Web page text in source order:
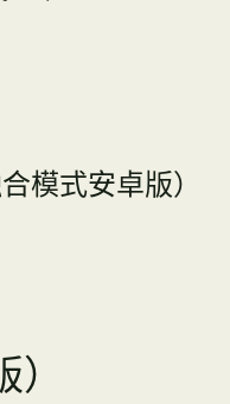
模式安卓版）